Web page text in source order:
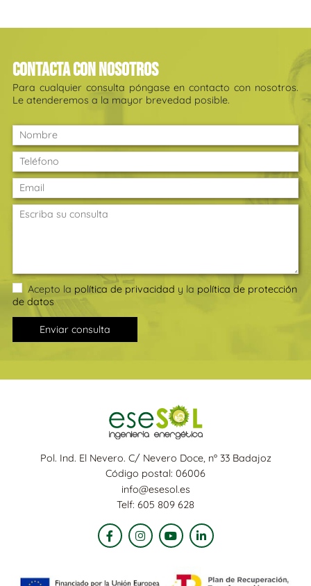
Contacta con nosotros
Para cualquier consulta póngase en contacto con nosotros.
Le atenderemos a la mayor brevedad posible.
Acepto la política de privacidad y la política de protección
de datos
Enviar consulta
Pol. Ind. El Nevero. C/ Nevero Doce, nº 33 Badajoz
Código postal: 06006
info@esesol.es
Telf: 605 809 628